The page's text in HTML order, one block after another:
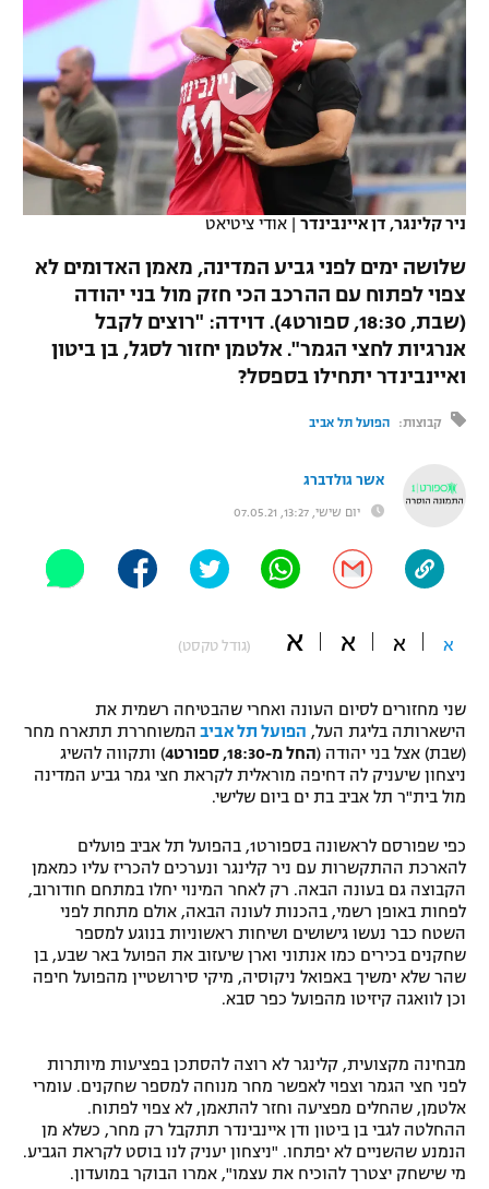
VOD
רץ ברשת
תוצאות
לוח שידורים
ברחבה
"מחצית בשכונה" – פודקאסט
משתתפים וזוכים בפרסים
תקנון משתתפים וזוכים בפרסים
תקנון עבור פעילות אלקטרה
תקנון עבור פעילות ספורט 1 – "מרלן"
גיימינג E-Sports
מדיניות פרטיות
תקנון פעילות ספורט 1
רשיון להקרנה פומבית לבית עסק
הצטרפות לחבילת הערוצים
לוח דרושים – ג'ובנט
תגיות
נבחרת ישראל
מכבי חיפה
בית"ר ירושלים
מכבי תל אביב
הפועל תל אביב
הפועל חיפה
הפועל באר שבע
ליגה ספרדית
ליגה איטלקית
ליגה צרפתית
ליגה הולנדית
ליגה טורקית
ליגות נוספות
כדורסל נשים
מכבי תל אביב
הפועל חולון
הפועל ירושלים
דני אבדיה
יורוליג
יורוקאפ
טניס
כדוריד
כדורעף
שחייה
ג'ודו
אגרוף
ספורט אולימפי
UFC
היאבקות WWE
ספורט מוטורי
כדורמים
בייסבול MLB
ספורט אתגרי ואקסטרים
אומנויות לחימה
גיימינג E-Sports
ניר קלינגר, דן איינבינדר | אודי ציטיאט
שלושה ימים לפני גביע המדינה, מאמן האדומים לא
צפוי לפתוח עם ההרכב הכי חזק מול בני יהודה
(שבת, 18:30, ספורט4). דוידה: "רוצים לקבל
אנרגיות לחצי הגמר". אלטמן יחזור לסגל, בן ביטון
ואיינבינדר יתחילו בספסל?
קבוצות: הפועל תל אביב
אשר גולדברג
יום שישי, 13:27, 07.05.21
א א א א (גודל טקסט)
שני מחזורים לסיום העונה ואחרי שהבטיחה רשמית את
הישארותה בליגת העל, הפועל תל אביב המשוחררת תתארח מחר
(שבת) אצל בני יהודה (החל מ-18:30, ספורט4
) ותקווה להשיג
ניצחון שיעניק לה דחיפה מוראלית לקראת חצי גמר גביע המדינה
מול בית"ר תל אביב בת ים ביום שלישי.
כפי שפורסם לראשונה בספורט1, בהפועל תל אביב פועלים
להארכת ההתקשרות עם ניר קלינגר ונערכים להכריז עליו כמאמן
הקבוצה גם בעונה הבאה. רק לאחר המינוי יחלו במתחם חודורוב,
לפחות באופן רשמי, בהכנות לעונה הבאה, אולם מתחת לפני
השטח כבר נעשו גישושים ושיחות ראשוניות בנוגע למספר
שחקנים בכירים כמו אנתוני וארן שיעזוב את הפועל באר שבע, בן
שהר שלא ימשיך באפואל ניקוסיה, מיקי סירושטיין מהפועל חיפה
וכן לוואגה קיזיטו מהפועל כפר סבא.
מבחינה מקצועית, קלינגר לא רוצה להסתכן בפציעות מיותרות
לפני חצי הגמר וצפוי לאפשר מחר מנוחה למספר שחקנים. עומרי
אלטמן, שהחלים מפציעה וחזר להתאמן, לא צפוי לפתוח.
ההחלטה לגבי בן ביטון ודן איינבינדר תתקבל רק מחר, כשלא מן
הנמנע שהשניים לא יפתחו. "ניצחון יעניק לנו בוסט לקראת הגביע.
מי שישחק יצטרך להוכיח את עצמו", אמרו הבוקר במועדון.